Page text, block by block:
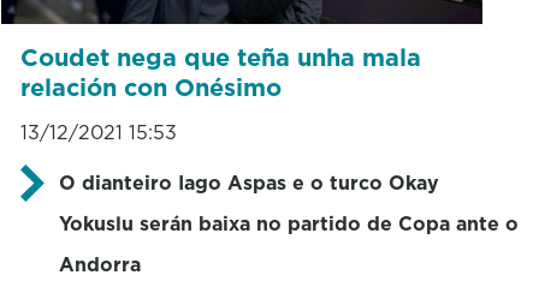
Coudet nega que teña unha mala
relación con Onésimo
13/12/2021 15:53
O dianteiro Iago Aspas e o turco Okay
Yokuslu serán baixa no partido de Copa ante o
Andorra